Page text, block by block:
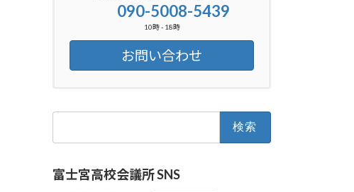
090-5008-5439
10時 - 18時
お問い合わせ
富士宮高校会議所 SNS